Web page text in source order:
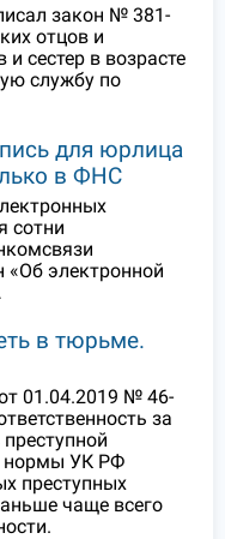
закон № 381-
отцов и
сестер в возрасте
службу по
для юрлица
в ФНС
сотни
«Об электронной
в тюрьме.
01.04.2019 № 46-
за
нормы УК РФ
преступных
чаще всего